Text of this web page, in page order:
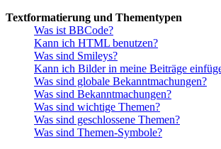
Textformatierung und Thementypen
Was ist BBCode?
Kann ich HTML benutzen?
Was sind Smileys?
Kann ich Bilder in meine Beiträge
Was sind globale Bekanntmachungen?
Was sind Bekanntmachungen?
Was sind wichtige Themen?
Was sind geschlossene Themen?
Was sind Themen-Symbole?